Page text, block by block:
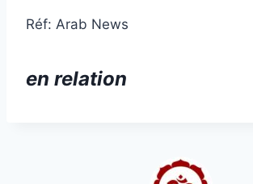
Réf: Arab News
en relation